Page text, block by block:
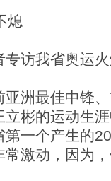
熄
我省奥运火
最佳中锋、
彬的运动生涯
第一个产生的
激动，因为